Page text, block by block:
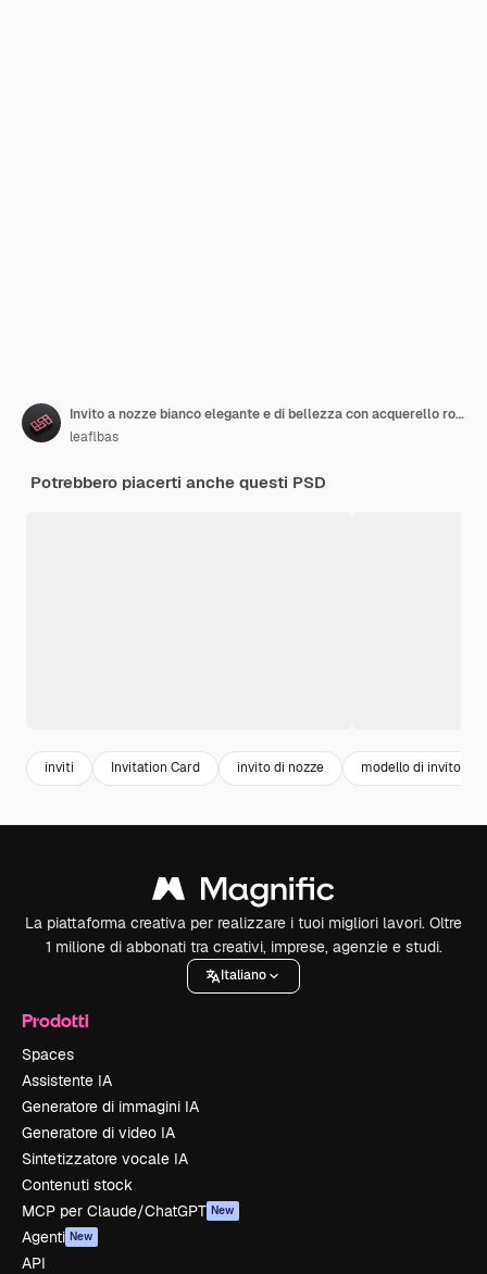
Invito a nozze bianco elegante e di bellezza con acquerello rosa pesca
leaflbas
Potrebbero piacerti anche questi PSD
inviti Invitation Card invito di nozze modello di invito
La piattaforma creativa per realizzare i tuoi migliori lavori. Oltre
1 milione di abbonati tra creativi, imprese, agenzie e studi.
Italiano
Prodotti
Spaces
Assistente IA
Generatore di immagini IA
Generatore di video IA
Sintetizzatore vocale IA
Contenuti stock
MCP per Claude/ChatGPT New
Agenti New
API